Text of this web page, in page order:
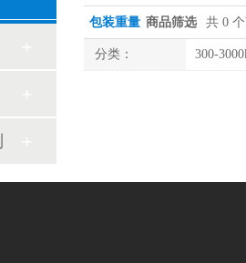
包装重量 商品筛选 共 0
分类： 300-